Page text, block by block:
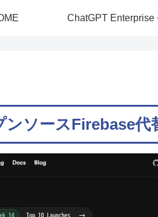
ChatGPT Enterprise
ソースFirebase代